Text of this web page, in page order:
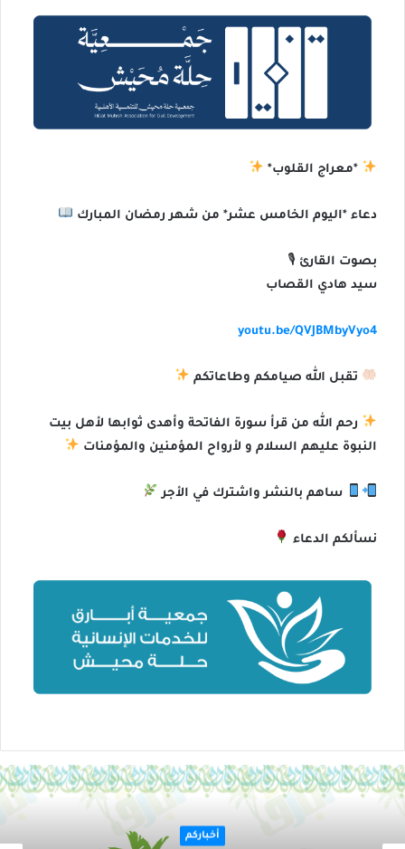
*معراج القلوب*
دعاء *اليوم الخامس عشر* من شهر رمضان المبارك
بصوت القارئ 🎙
سيد هادي القصاب
youtu.be/QVJBMbyVyo4
تقبل الله صيامكم وطاعاتكم
رحم الله من قرأ سورة الفاتحة وأهدى ثوابها لأهل بيت
النبوة عليهم السلام و لأرواح المؤمنين والمؤمنات
ساهم بالنشر واشترك في الأجر
نسألكم الدعاء
أخباركم